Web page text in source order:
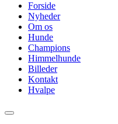
Forside
Nyheder
Om os
Hunde
Champions
Himmelhunde
Billeder
Kontakt
Hvalpe